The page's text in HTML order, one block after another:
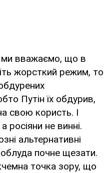
вважаємо, що в
жорсткий режим, то
Путін їх обдурив,
свою користь. І
росіяни не винні.
альтернативні
почне щезати.
точка зору, що